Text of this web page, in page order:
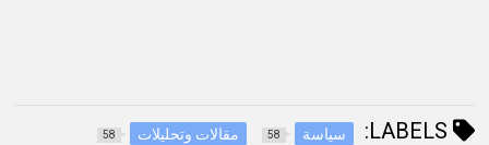
سياسة 58 مقالات وتحليلات 58